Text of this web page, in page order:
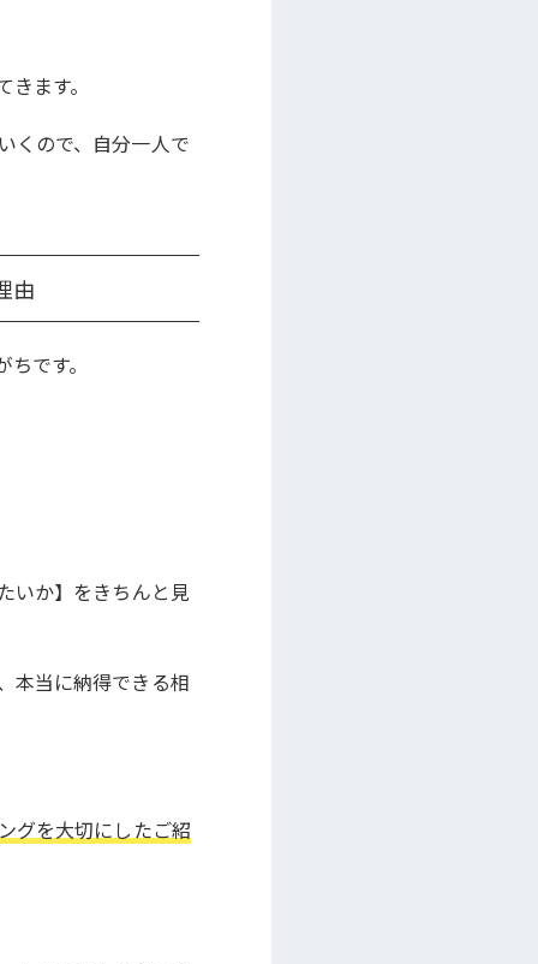
ます。
くので、自分一人で
由
です。
いか】をきちんと見
本当に納得できる相
グを大切にしたご紹